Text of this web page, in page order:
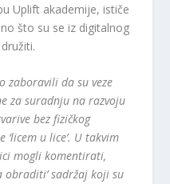
Uplift akademije, ističe
što su se iz digitalnog
zaboravili da su veze
za suradnju na razvoju
bez fizičkog
u lice’. U takvim
mogli komentirati,
obraditi’ sadržaj koji su